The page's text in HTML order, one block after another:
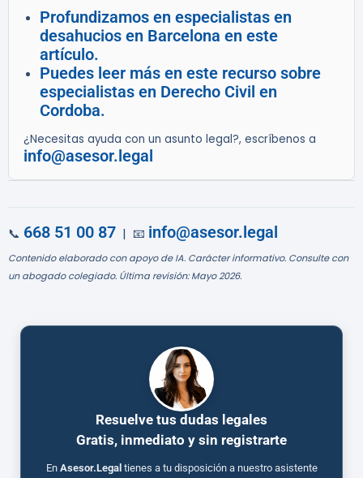
Profundizamos en especialistas en
desahucios en Barcelona en este
artículo.
Puedes leer más en este recurso sobre
especialistas en Derecho Civil en
Cordoba.
¿Necesitas ayuda con un asunto legal?, escríbenos a
info@asesor.legal
📞 668 51 00 87 | 📧 info@asesor.legal
Contenido elaborado con apoyo de IA. Carácter informativo. Consulte con
un abogado colegiado. Última revisión: Mayo 2026.
Resuelve tus dudas legales
Gratis, inmediato y sin registrarte
En Asesor.Legal tienes a tu disposición a nuestro asistente